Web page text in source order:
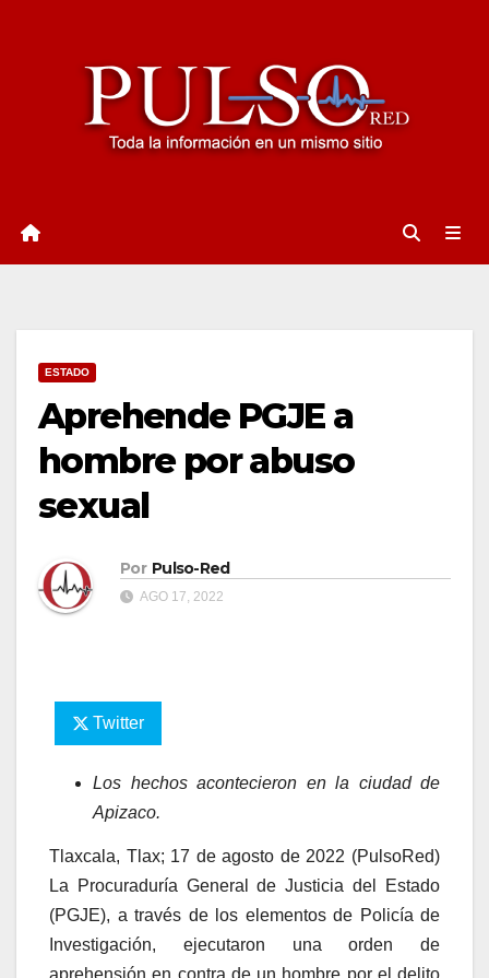
ESTADO
Aprehende PGJE a
hombre por abuso
sexual
Por Pulso-Red
AGO 17, 2022
Twitter
Los hechos acontecieron en la ciudad de
Apizaco.
Tlaxcala, Tlax; 17 de agosto de 2022 (PulsoRed)
La Procuraduría General de Justicia del Estado
(PGJE), a través de los elementos de Policía de
Investigación, ejecutaron una orden de
aprehensión en contra de un hombre por el delito